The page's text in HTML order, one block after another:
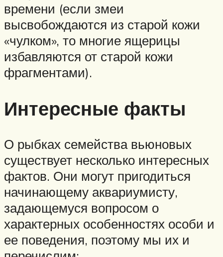
времени (если змеи
высвобождаются из старой кожи
«чулком», то многие ящерицы
избавляются от старой кожи
фрагментами).
Интересные факты
О рыбках семейства вьюновых
существует несколько интересных
фактов. Они могут пригодиться
начинающему аквариумисту,
задающемуся вопросом о
характерных особенностях особи и
ее поведения, поэтому мы их и